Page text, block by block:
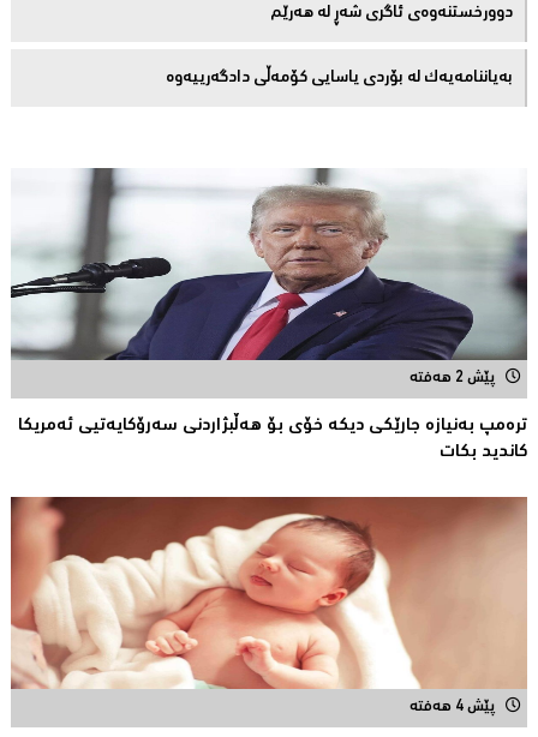
دوورخستنەوەى ئاگری شەڕ لە هەرێم
بەیاننامەیەک لە بۆردی یاسایی کۆمەڵی دادگەرییەوە
پێش 2 هەفتە
ترەمپ بەنیازە جارێكی دیكە خۆی بۆ هەڵبژاردنی سەرۆكایەتیی ئەمریكا
كاندید بكات
پێش 4 هەفتە